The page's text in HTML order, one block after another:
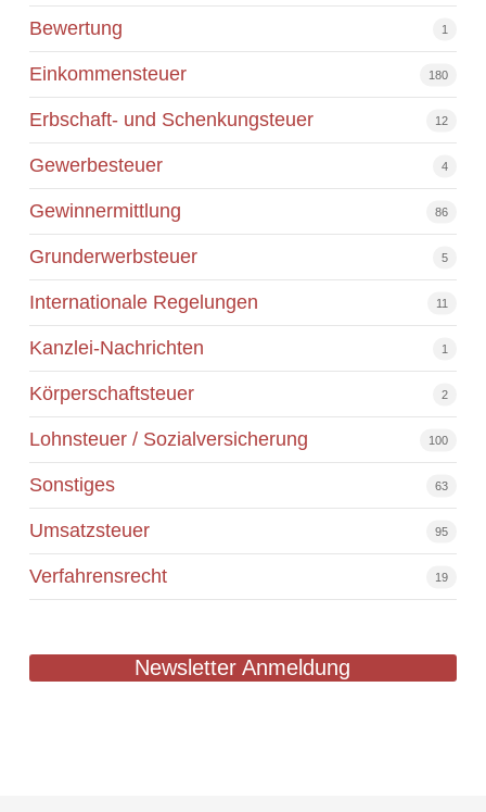
Bewertung 1
Einkommensteuer 180
Erbschaft- und Schenkungsteuer 12
Gewerbesteuer 4
Gewinnermittlung 86
Grunderwerbsteuer 5
Internationale Regelungen 11
Kanzlei-Nachrichten 1
Körperschaftsteuer 2
Lohnsteuer / Sozialversicherung 100
Sonstiges 63
Umsatzsteuer 95
Verfahrensrecht 19
Newsletter Anmeldung